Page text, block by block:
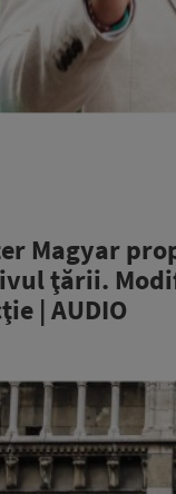
Magyar
ţării.
| AUDIO